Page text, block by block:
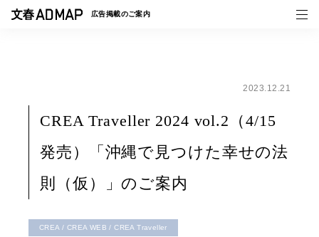
広告掲載のご案内
トピックス
2023.12.21
CREA Traveller 2024 vol.2（4/15
発売）「沖縄で見つけた幸せの法
則（仮）」のご案内
CREA / CREA WEB / CREA Traveller